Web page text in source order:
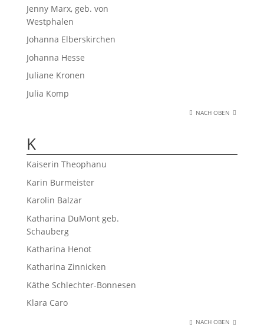
Jenny Marx, geb. von
Westphalen
Johanna Elberskirchen
Johanna Hesse
Juliane Kronen
Julia Komp
NACH OBEN
K
Kaiserin Theophanu
Karin Burmeister
Karolin Balzar
Katharina DuMont geb.
Schauberg
Katharina Henot
Katharina Zinnicken
Käthe Schlechter-Bonnesen
Klara Caro
NACH OBEN